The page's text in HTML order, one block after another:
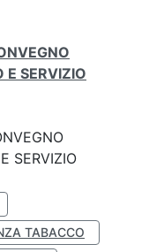
E SERVIZIO
SERVIZIO
TABACCO